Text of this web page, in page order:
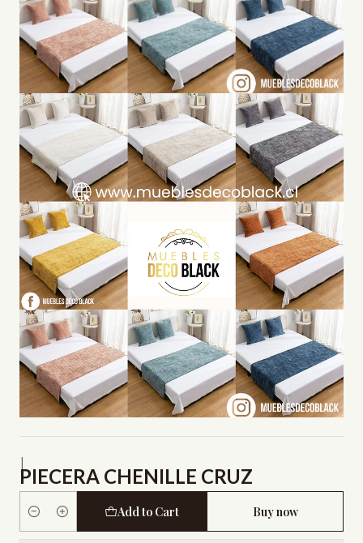
|
PIECERA CHENILLE CRUZ
Quantity
Add to Cart Buy now